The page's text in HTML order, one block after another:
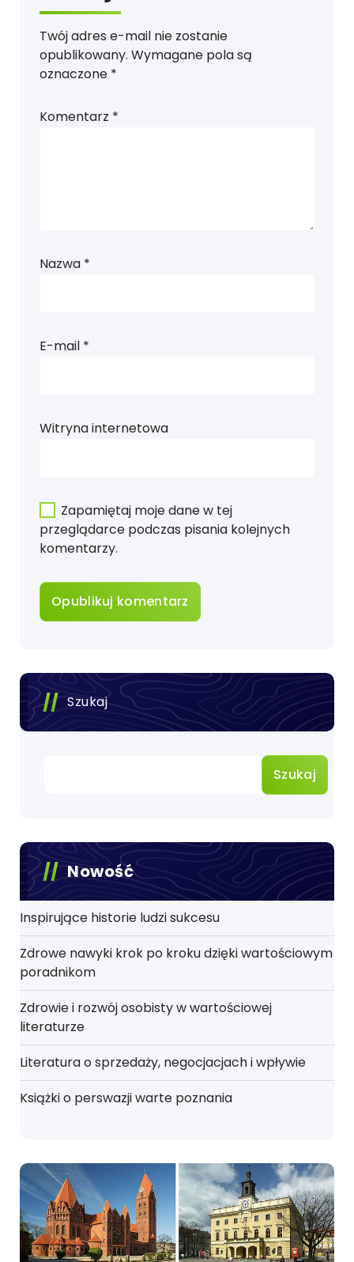
Twój adres e-mail nie zostanie
opublikowany. Wymagane pola są
oznaczone *
Komentarz *
Nazwa *
E-mail *
Witryna internetowa
Zapamiętaj moje dane w tej
przeglądarce podczas pisania kolejnych
komentarzy.
Szukaj
Szukaj
Nowość
Inspirujące historie ludzi sukcesu
Zdrowe nawyki krok po kroku dzięki wartościowym
poradnikom
Zdrowie i rozwój osobisty w wartościowej
literaturze
Literatura o sprzedaży, negocjacjach i wpływie
Książki o perswazji warte poznania